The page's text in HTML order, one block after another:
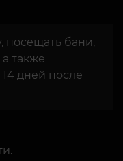
посещать бани,
также
дней после